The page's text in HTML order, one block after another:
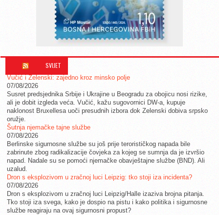
SVIJET
Vučić i Zelenski: zajedno kroz minsko polje
07/08/2026
Susret predsjednika Srbije i Ukrajine u Beogradu za obojicu nosi rizike,
ali je dobit izgleda veća. Vučić, kažu sugovornici DW-a, kupuje
naklonost Bruxellesa uoči presudnih izbora dok Zelenski dobiva srpsko
oružje.
Šutnja njemačke tajne službe
07/08/2026
Berlinske sigurnosne službe su još prije terorističkog napada bile
zabrinute zbog radikalizacije čovjeka za kojeg se sumnja da je izvršio
napad. Nadale su se pomoći njemačke obavještajne službe (BND). Ali
uzalud.
Dron s eksplozivom u zračnoj luci Leipzig: tko stoji iza incidenta?
07/08/2026
Dron s eksplozivom u zračnoj luci Leipzig/Halle izaziva brojna pitanja.
Tko stoji iza svega, kako je dospio na pistu i kako politika i sigurnosne
službe reagiraju na ovaj sigurnosni propust?